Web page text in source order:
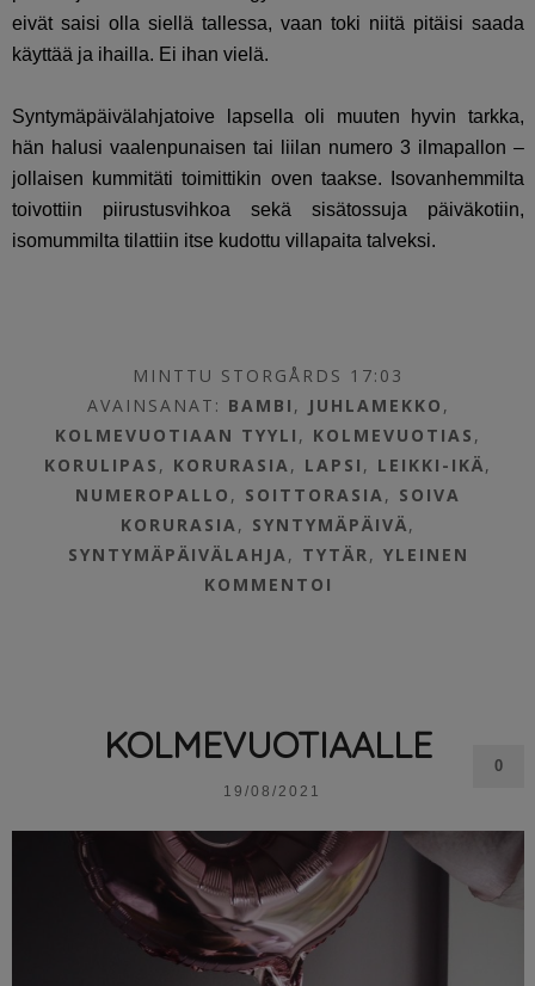
eivät saisi olla siellä tallessa, vaan toki niitä pitäisi saada
käyttää ja ihailla. Ei ihan vielä.
Syntymäpäivälahjatoive lapsella oli muuten hyvin tarkka,
hän halusi vaalenpunaisen tai liilan numero 3 ilmapallon –
jollaisen kummitäti toimittikin oven taakse. Isovanhemmilta
toivottiin piirustusvihkoa sekä sisätossuja päiväkotiin,
isomummilta tilattiin itse kudottu villapaita talveksi.
MINTTU STORGÅRDS 17:03
AVAINSANAT: BAMBI , JUHLAMEKKO ,
KOLMEVUOTIAAN TYYLI , KOLMEVUOTIAS ,
KORULIPAS , KORURASIA, LAPSI , LEIKKI-IKÄ,
NUMEROPALLO , SOITTORASIA, SOIVA
KORURASIA, SYNTYMÄPÄIVÄ,
SYNTYMÄPÄIVÄLAHJA, TYTÄR, YLEINEN
KOMMENTOI
KOLMEVUOTIAALLE
19/08/2021
0